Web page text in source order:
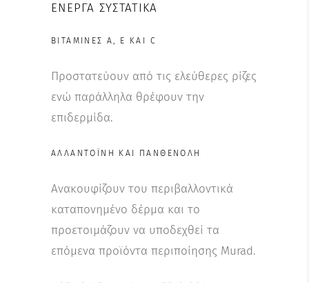
ΕΝΕΡΓΆ ΣΥΣΤΑΤΙΚΆ
ΒΙΤΑΜΊΝΕΣ Α, Ε ΚΑΙ C
Προστατεύουν από τις ελεύθερες ρίζες
ενώ παράλληλα θρέφουν την
επιδερμίδα.
ΑΛΛΑΝΤΟΪ́ΝΗ ΚΑΙ ΠΑΝΘΕΝΌΛΗ
Ανακουφίζουν του περιβαλλοντικά
καταπονημένο δέρμα και το
προετοιμάζουν να υποδεχθεί τα
επόμενα προϊόντα περιποίησης Murad.